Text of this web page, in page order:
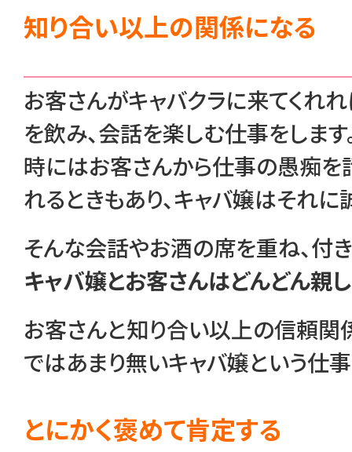
知り合い以上の関係になる
お客さんがキャバクラに来てくれ
を飲み、会話を楽しむ仕事をします
時にはお客さんから仕事の愚痴を
れるときもあり、キャバ嬢はそれに
そんな会話やお酒の席を重ね、付
キャバ嬢とお客さんはどんどん親
お客さんと知り合い以上の信頼関
ではあまり無いキャバ嬢という仕
とにかく褒めて肯定する